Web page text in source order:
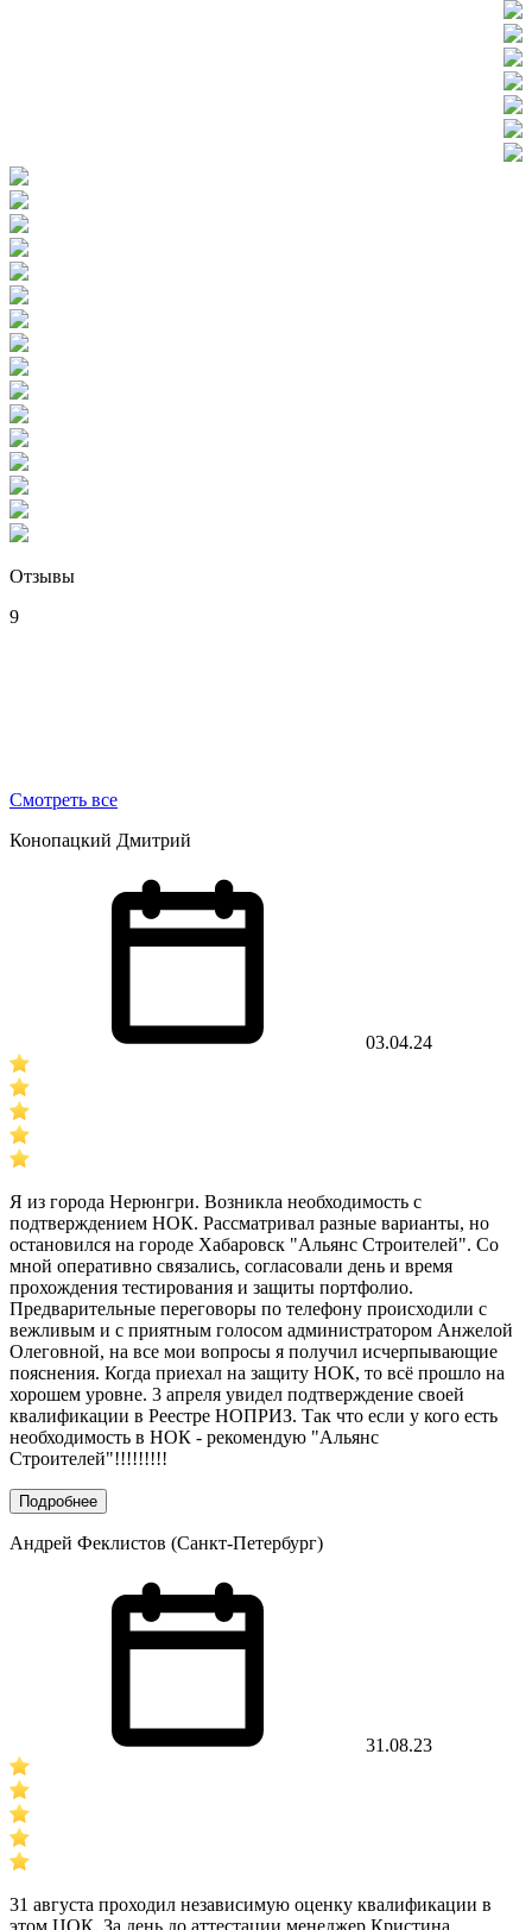
Отзывы
9
Смотреть все
Конопацкий Дмитрий
03.04.24
Я из города Нерюнгри. Возникла необходимость с
подтверждением НОК. Рассматривал разные варианты, но
остановился на городе Хабаровск "Альянс Строителей". Со
мной оперативно связались, согласовали день и время
прохождения тестирования и защиты портфолио.
Предварительные переговоры по телефону происходили с
вежливым и с приятным голосом администратором Анжелой
Олеговной, на все мои вопросы я получил исчерпывающие
пояснения. Когда приехал на защиту НОК, то всё прошло на
хорошем уровне. 3 апреля увидел подтверждение своей
квалификации в Реестре НОПРИЗ. Так что если у кого есть
необходимость в НОК - рекомендую "Альянс
Строителей"!!!!!!!!!
Подробнее
Андрей Феклистов (Санкт-Петербург)
31.08.23
31 августа проходил независимую оценку квалификации в
этом ЦОК. За день до аттестации менеджер Кристина